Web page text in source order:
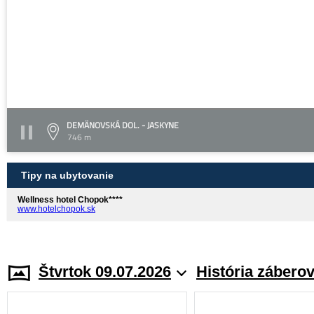
DEMÄNOVSKÁ DOL. - JASKYNE
746 m
Tipy na ubytovanie
Wellness hotel Chopok****
www.hotelchopok.sk
Štvrtok 09.07.2026 História záberov